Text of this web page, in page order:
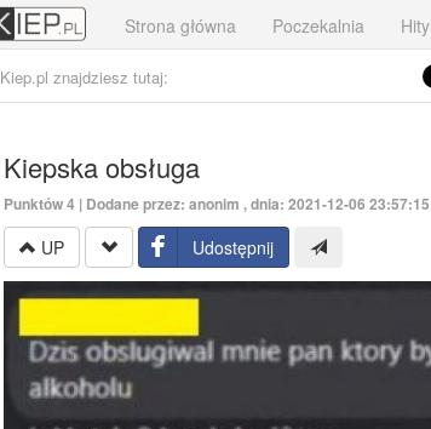
Strona główna Poczekalnia Hity
Kiep.pl znajdziesz tutaj:
Kiepska obsługa
Punktów4 | Dodane przez: anonim , dnia: 2021-12-06 23:57:15
UP Udostępnij